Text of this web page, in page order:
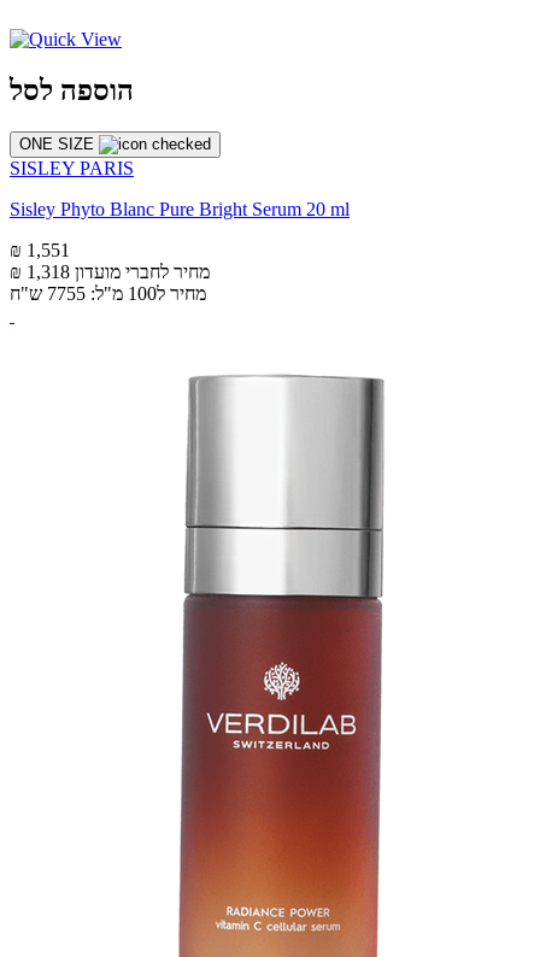
הוספה לסל
ONE SIZE
SISLEY PARIS
Sisley Phyto Blanc Pure Bright Serum 20 ml
₪ 1,551
₪ 1,318 מחיר לחברי מועדון
מחיר ל100 מ"ל: 7755 ש"ח